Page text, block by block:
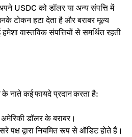
USDC को डॉलर या अन्य संपत्ति में
टोकन हटा देता है और बराबर मूल्य
वास्तविक संपत्तियों से समर्थित रहती
नाते कई फायदे प्रदान करता है:
डॉलर के बराबर।
पक्ष द्वारा नियमित रूप से ऑडिट होते हैं।